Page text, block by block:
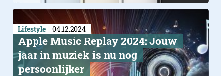
Lifestyle 04.12.2024
Apple Music Replay 2024: Jouw
jaar in muziek is nu nog
persoonlijker